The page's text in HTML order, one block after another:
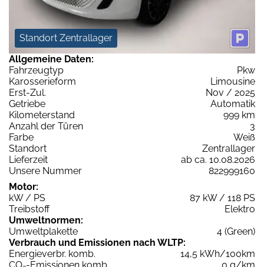
Standort Zentrallager
Allgemeine Daten:
Fahrzeugtyp
Pkw
Karosserieform
Limousine
Erst-Zul.
Nov / 2025
Getriebe
Automatik
Kilometerstand
999 km
Anzahl der Türen
3
Farbe
Weiß
Standort
Zentrallager
Lieferzeit
ab ca. 10.08.2026
Unsere Nummer
822999160
Motor:
kW / PS
87 kW / 118 PS
Treibstoff
Elektro
Umweltnormen:
Umweltplakette
4 (Green)
Verbrauch und Emissionen nach WLTP:
Energieverbr. komb.
14,5 kWh/100km